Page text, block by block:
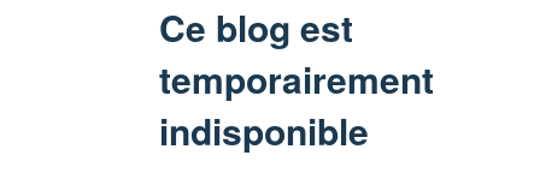
Ce blog est
temporairement
indisponible